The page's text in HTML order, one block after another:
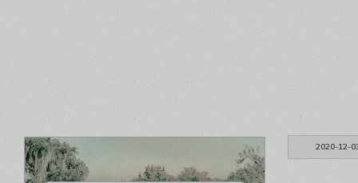
2020-12-